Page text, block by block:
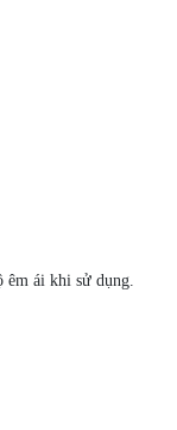
êm ái khi sử dụng.